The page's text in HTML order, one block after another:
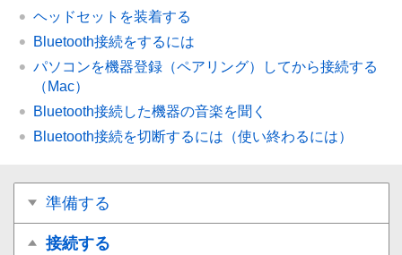
ヘッドセットを装着する
Bluetooth接続をするには
パソコンを機器登録（ペアリング）してから接続する
（ Mac）
Bluetooth接続した機器の音楽を聞く
Bluetooth接続を切断するには（使い終わるには）
準備する
接続する